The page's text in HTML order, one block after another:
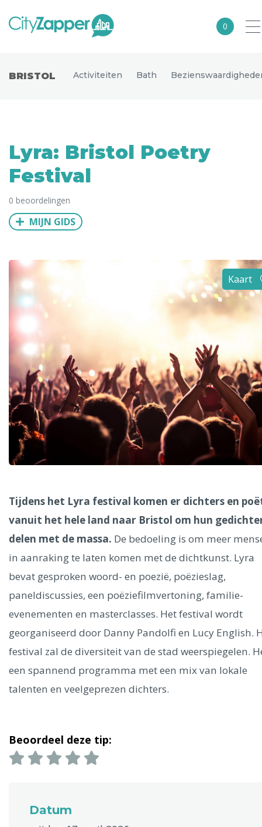
0
Europa
Noord-Amerika
Azië
Andere wereldsteden
Alle steden
Phoenix
Dresden
Ålesund
Parijs Tokio Amsterdam Barcelona Dubai
Milaan
Singapore
Rome Berlijn Mechelen Venetië
Florence
Dublin
Hong Kong München Wenen Budapest
Madrid
Vancouver
Alles bekijken
BRISTOL Activiteiten Bath
Lyra: Bristol Poetry
Festival
0 beoordelingen
MIJN GIDS
Kaart
Tijdens het Lyra festival komen er dichters en
vanuit het hele land naar Bristol om hun
delen met de massa. De bedoeling is om meer
in aanraking te laten komen met de dichtkunst. Lyra
bevat gesproken woord- en poezië, poëzieslag,
paneldiscussies, een poëziefilmvertoning, familie-
evenementen en masterclasses. Het festival wordt
georganiseerd door Danny Pandolfi en Lucy English.
festival zal de diversiteit van de stad weerspiegelen.
een spannend programma met een mix van lokale
talenten en veelgeprezen dichters.
Beoordeel deze tip:
Datum